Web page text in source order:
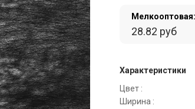
Мелкооптовая:
28.82 руб
Характеристики
Цвет :
Ширина :